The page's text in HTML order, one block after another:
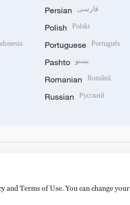
Persian فارسی
Polish Polski
Portuguese Português
Pashto پښتو
Romanian Română
Russian Русский
and Terms of Use. You can change your